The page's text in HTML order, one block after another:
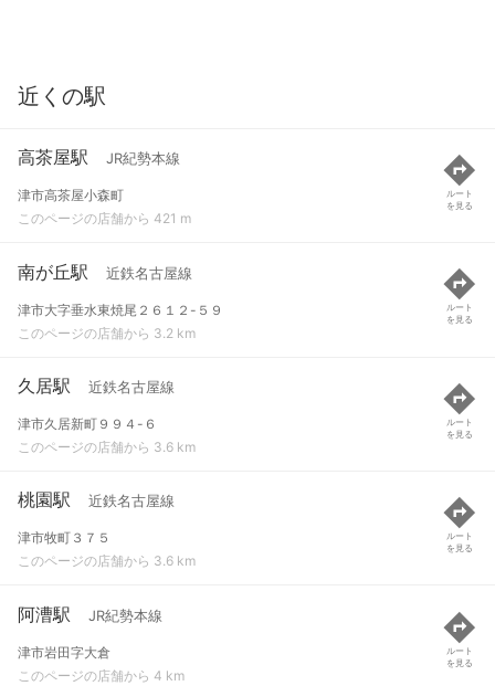
近くの駅
高茶屋駅 JR紀勢本線
津市高茶屋小森町
このページの店舗から 421 m
ルート
を見る
南が丘駅 近鉄名古屋線
津市大字垂水東焼尾２６１２-５９
このページの店舗から 3.2 km
ルート
を見る
久居駅 近鉄名古屋線
津市久居新町９９４-６
このページの店舗から 3.6 km
ルート
を見る
桃園駅 近鉄名古屋線
津市牧町３７５
このページの店舗から 3.6 km
ルート
を見る
阿漕駅 JR紀勢本線
津市岩田字大倉
このページの店舗から 4 km
ルート
を見る